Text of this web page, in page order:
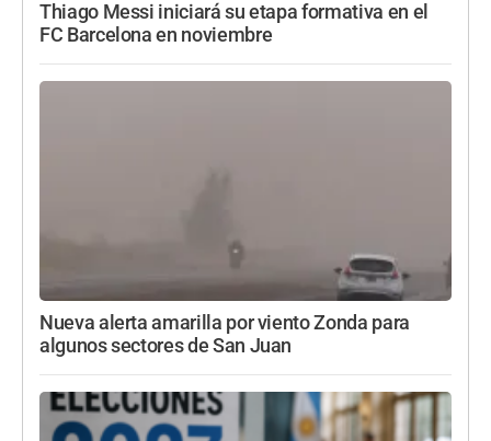
Thiago Messi iniciará su etapa formativa en el
FC Barcelona en noviembre
Nueva alerta amarilla por viento Zonda para
algunos sectores de San Juan